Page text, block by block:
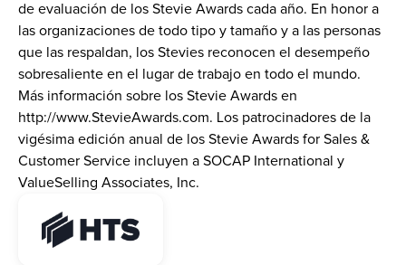
de evaluación de los Stevie Awards cada año. En honor a
las organizaciones de todo tipo y tamaño y a las personas
que las respaldan, los Stevies reconocen el desempeño
sobresaliente en el lugar de trabajo en todo el mundo.
Más información sobre los Stevie Awards en
http://www.StevieAwards.com. Los patrocinadores de la
vigésima edición anual de los Stevie Awards for Sales &
Customer Service incluyen a SOCAP International y
ValueSelling Associates, Inc.